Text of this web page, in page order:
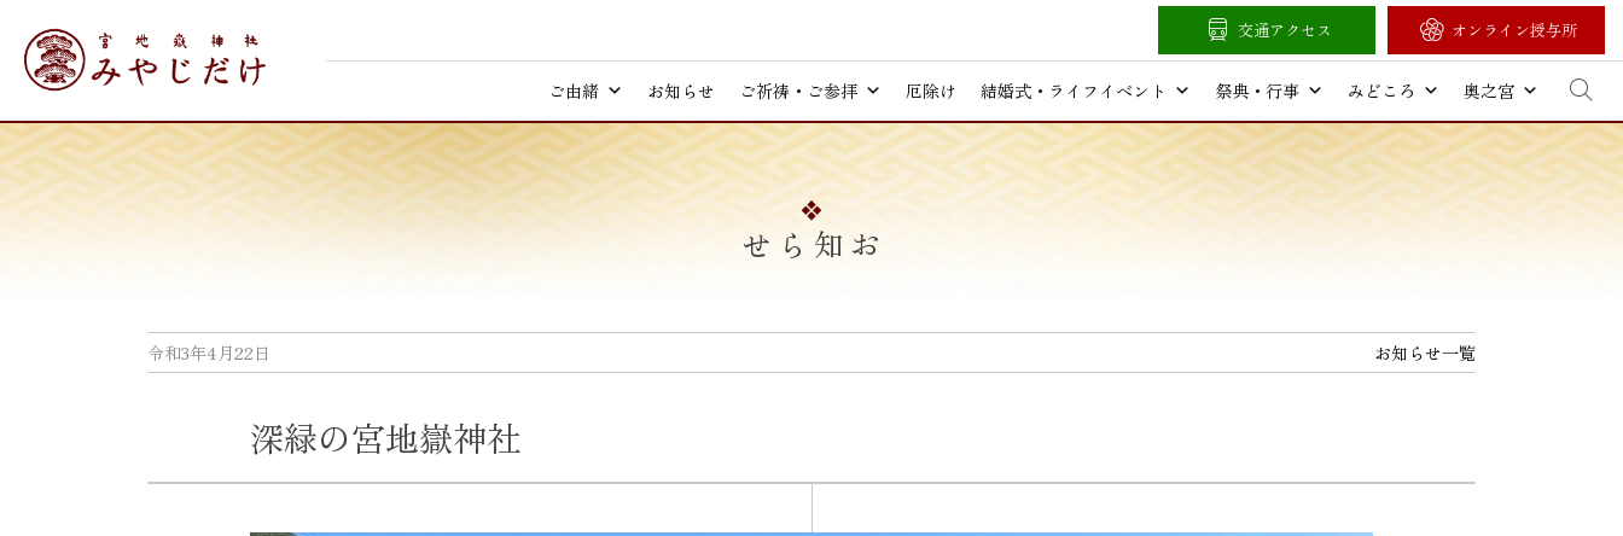
content
ご由緒 お知らせ ご祈祷・ご参拝 厄除け 結婚式・ライフイベント 祭典・行事 みどころ 奥之宮
交通アクセス オンライン授与所
お知らせ
令和3年4月22日 お知らせ一覧
深緑の宮地嶽神社